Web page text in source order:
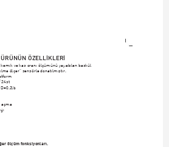
ÜRÜNÜN ÖZELL‹KLER‹
ve kas oranı ölçümünü yapabilen baskül
ölçer” sensörle donatılmıﬂtır.
24st
D=0.2lb
açma
ölçüm fonksiyonlar›.